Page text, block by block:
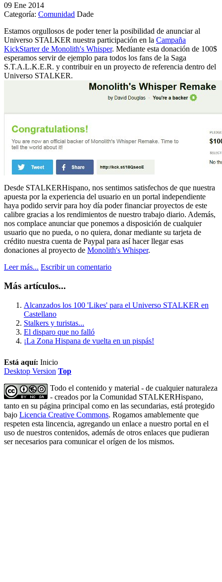
09 Ene 2014
Categoría: Comunidad Dade
Estamos orgullosos de poder tener la posibilidad de anunciar al
Universo STALKER nuestra participación en la Campaña
KickStarter de Monolith's Whisper. Mediante esta donación de 100$
esperamos servir de ejemplo para todos los fans de la Saga
S.T.A.L.K.E.R. y contribuir en un proyecto de referencia dentro del
Universo STALKER.
Desde STALKERHispano, nos sentimos satisfechos de que nuestra
apuesta por la experiencia del usuario en un portal independiente
haya podido servir para hoy día poder financiar proyectos de este
calibre gracias a los rendimientos de nuestro trabajo diario. Además,
nos complace anunciar que ponemos a disposición de cualquier
usuario que no pueda, o no quiera, donar mediante su tarjeta de
crédito nuestra cuenta de Paypal para así hacer llegar esas
donaciones al proyecto de Monolith's Whisper.
Leer más... Escribir un comentario
Más artículos...
Alcanzados los 100 'Likes' para el Universo STALKER en
Castellano
Stalkers y turistas...
El disparo que no falló
¡La Zona Hispana de vuelta en un pispás!
Está aquí: Inicio
Desktop Version Top
Todo el contenido y material - de cualquier naturaleza
- creados por la Comunidad STALKERHispano,
tanto en su página principal como en las secundarias, está protegido
bajo Licencia Creative Commons. Rogamos amablemente que
respeten esta lincencia, agregando un enlace a nuestro portal en el
uso de nuestros contenidos, además de otros enlaces que pudieran
ser necesarios para comunicar el orígen de los mismos.